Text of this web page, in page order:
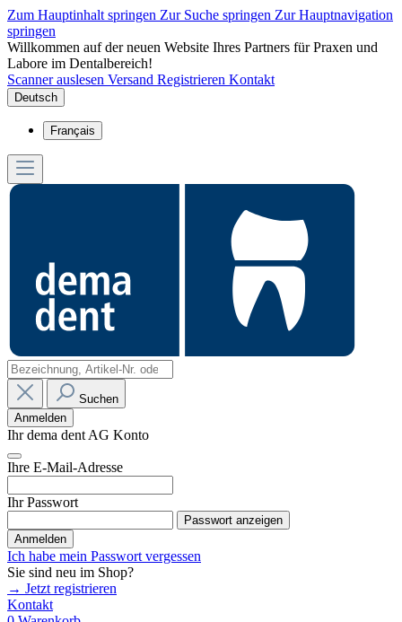
Zum Hauptinhalt springen Zur Suche springen Zur Hauptnavigation
springen
Willkommen auf der neuen Website Ihres Partners für Praxen und
Labore im Dentalbereich!
Scanner auslesen Versand Registrieren Kontakt
Deutsch
Français
Suchen
Anmelden
Ihr dema dent AG Konto
Ihre E-Mail-Adresse
Ihr Passwort
Passwort anzeigen
Anmelden
Ich habe mein Passwort vergessen
Sie sind neu im Shop?
→ Jetzt registrieren
Kontakt